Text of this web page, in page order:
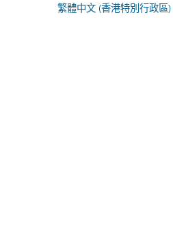
繁體中文 (香港特別行政區)